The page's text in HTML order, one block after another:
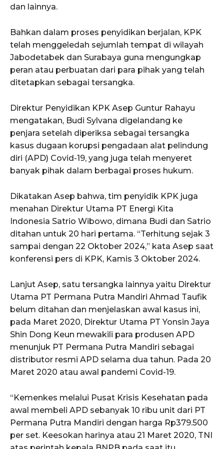
dan lainnya.
Bahkan dalam proses penyidikan berjalan, KPK
telah menggeledah sejumlah tempat di wilayah
Jabodetabek dan Surabaya guna mengungkap
peran atau perbuatan dari para pihak yang telah
ditetapkan sebagai tersangka.
Direktur Penyidikan KPK Asep Guntur Rahayu
mengatakan, Budi Sylvana digelandang ke
penjara setelah diperiksa sebagai tersangka
kasus dugaan korupsi pengadaan alat pelindung
diri (APD) Covid-19, yang juga telah menyeret
banyak pihak dalam berbagai proses hukum.
Dikatakan Asep bahwa, tim penyidik KPK juga
menahan Direktur Utama PT Energi Kita
Indonesia Satrio Wibowo, dimana Budi dan Satrio
ditahan untuk 20 hari pertama. “Terhitung sejak 3
sampai dengan 22 Oktober 2024,” kata Asep saat
konferensi pers di KPK, Kamis 3 Oktober 2024.
Lanjut Asep, satu tersangka lainnya yaitu Direktur
Utama PT Permana Putra Mandiri Ahmad Taufik
belum ditahan dan menjelaskan awal kasus ini,
pada Maret 2020, Direktur Utama PT Yonsin Jaya
Shin Dong Keun mewakili para produsen APD
menunjuk PT Permana Putra Mandiri sebagai
distributor resmi APD selama dua tahun. Pada 20
Maret 2020 atau awal pandemi Covid-19.
“Kemenkes melalui Pusat Krisis Kesehatan pada
awal membeli APD sebanyak 10 ribu unit dari PT
Permana Putra Mandiri dengan harga Rp379.500
per set. Keesokan harinya atau 21 Maret 2020, TNI